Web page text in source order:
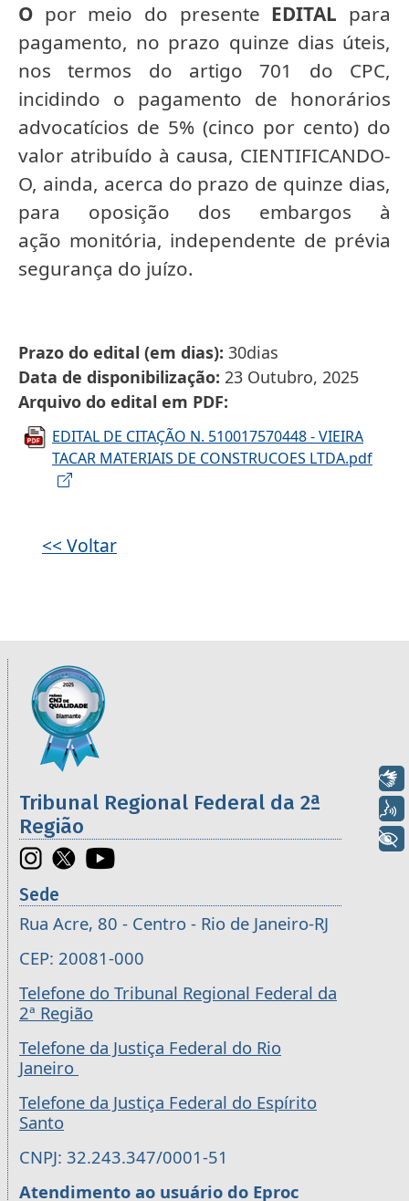
O por meio do presente EDITAL para
pagamento, no prazo quinze dias úteis,
nos termos do artigo 701 do CPC,
incidindo o pagamento de honorários
advocatícios de 5% (cinco por cento) do
valor atribuído à causa, CIENTIFICANDO-
O, ainda, acerca do prazo de quinze dias,
para oposição dos embargos à
ação monitória, independente de prévia
segurança do juízo.
Prazo do edital (em dias) 30dias
Data de disponibilização 23 Outubro, 2025
Arquivo do edital em PDF
EDITAL DE CITAÇÃO N. 510017570448 - VIEIRA
TACAR MATERIAIS DE CONSTRUCOES LTDA.pdf
<< Voltar
Informações úteis sobre os órgãos da 2ª
Imagem
Tribunal Regional Federal da 2ª
Região
Sede
Rua Acre, 80 - Centro - Rio de Janeiro-RJ
CEP: 20081-000
Telefone do Tribunal Regional Federal da
2ª Região
Telefone da Justiça Federal do Rio
Janeiro
Telefone da Justiça Federal do Espírito
Santo
CNPJ: 32.243.347/0001-51
Atendimento ao usuário do Eproc
+ Acessibilidade